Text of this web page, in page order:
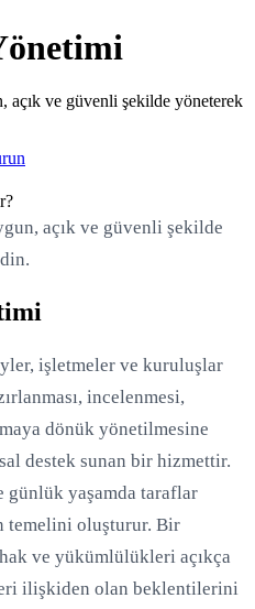
açık ve güvenli şekilde yöneterek
açık ve güvenli şekilde
işletmeler ve kuruluşlar
incelenmesi,
dönük yönetilmesine
destek sunan bir hizmettir.
günlük yaşamda taraflar
temelini oluşturur. Bir
ve yükümlülükleri açıkça
ilişkiden olan beklentilerini